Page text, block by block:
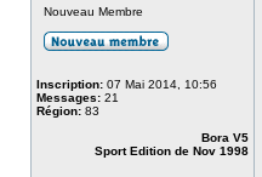
Nouveau Membre
Inscription: 07 Mai 2014, 10:56
Messages: 21
Région: 83
Bora V5
Sport Edition de Nov 1998